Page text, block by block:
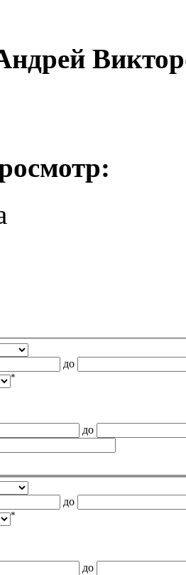
до
*
до
до
*
до